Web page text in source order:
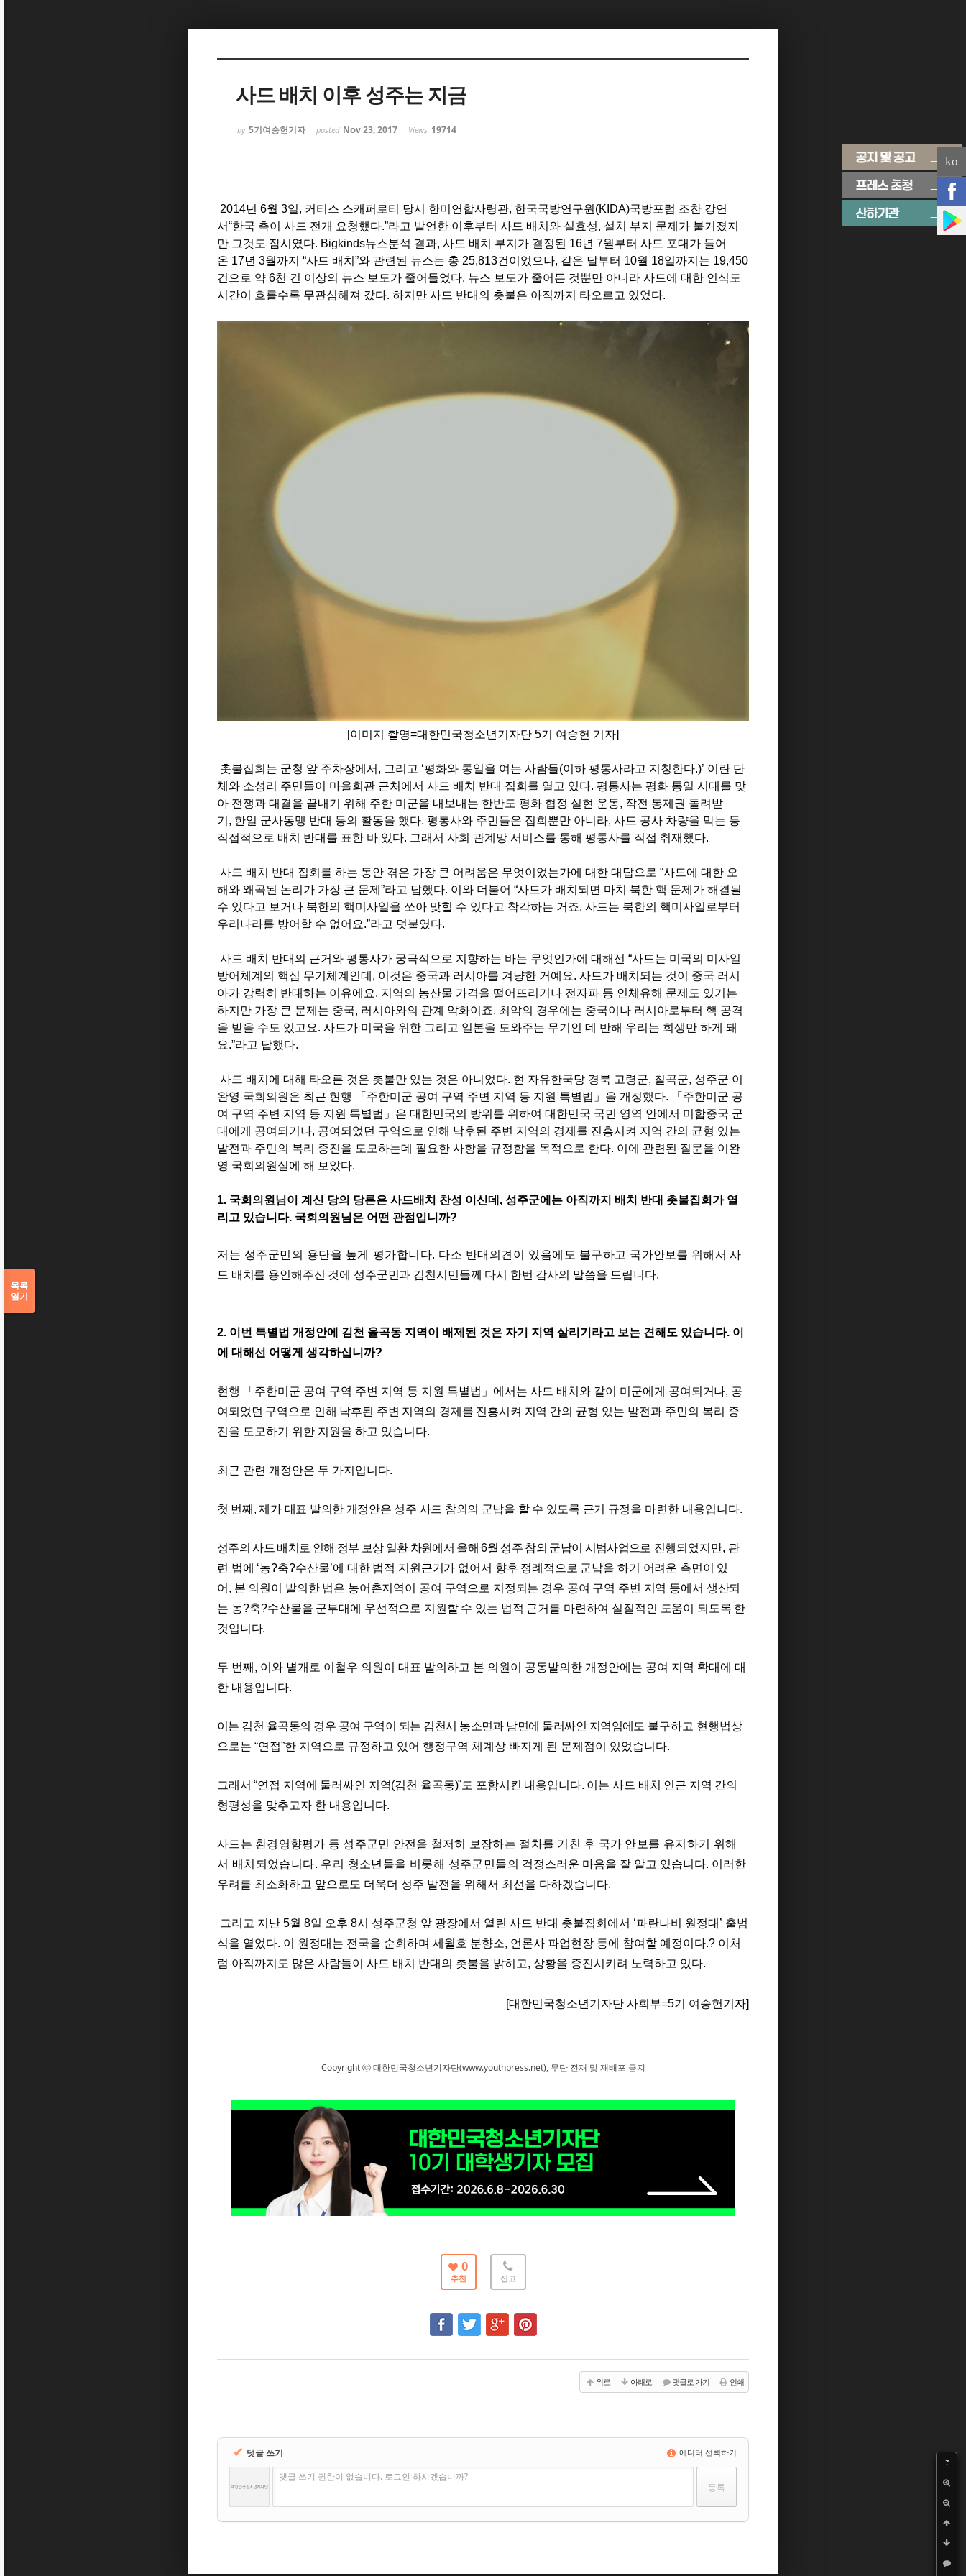
사드 배치 이후 성주는 지금
by 5기여승헌기자 posted Nov 23, 2017 Views 19714
?
2014년 6월 3일, 커티스 스캐퍼로티 당시 한미연합사령관, 한국국방연구원 (KIDA)국방포럼 조찬 강연
서“한국 측이 사드 전개 요청했다.”라고 발언한 이후부터 사드 배치와 실효성, 설치 부지 문제가 불거졌지
만 그것도 잠시였다. Bigkinds뉴스분석 결과, 사드 배치 부지가 결정된 16년 7월부터 사드 포대가 들어
온 17년 3월까지 “사드 배치 ”와 관련된 뉴스는 총 25,813건이었으나, 같은 달부터 10월 18일까지는 19,450
건으로 약 6천 건 이상의 뉴스 보도가 줄어들었다. 뉴스 보도가 줄어든 것뿐만 아니라 사드에 대한 인식도
시간이 흐를수록 무관심해져 갔다. 하지만 사드 반대의 촛불은 아직까지 타오르고 있었다.
[이미지 촬영=대한민국청소년기자단 5기 여승헌 기자]
촛불집회는 군청 앞 주차장에서 , 그리고 ‘평화와 통일을 여는 사람들(이하 평통사라고 지칭한다.)’ 이란 단
체와 소성리 주민들이 마을회관 근처에서 사드 배치 반대 집회를 열고 있다. 평통사는 평화 통일 시대를 맞
아 전쟁과 대결을 끝내기 위해 주한 미군을 내보내는 한반도 평화 협정 실현 운동, 작전 통제권 돌려받
기 , 한일 군사동맹 반대 등의 활동을 했다. 평통사와 주민들은 집회뿐만 아니라, 사드 공사 차량을 막는 등
직접적으로 배치 반대를 표한 바 있다. 그래서 사회 관계망 서비스를 통해 평통사를 직접 취재했다.
사드 배치 반대 집회를 하는 동안 겪은 가장 큰 어려움은 무엇이었는가에 대한 대답으로 “사드에 대한 오
해와 왜곡된 논리가 가장 큰 문제 ”라고 답했다. 이와 더불어 “사드가 배치되면 마치 북한 핵 문제가 해결될
수 있다고 보거나 북한의 핵미사일을 쏘아 맞힐 수 있다고 착각하는 거죠. 사드는 북한의 핵미사일로부터
우리나라를 방어할 수 없어요.”라고 덧붙였다.
사드 배치 반대의 근거와 평통사가 궁극적으로 지향하는 바는 무엇인가에 대해선 “사드는 미국의 미사일
방어체계의 핵심 무기체계인데 , 이것은 중국과 러시아를 겨냥한 거예요. 사드가 배치되는 것이 중국 러시
아가 강력히 반대하는 이유에요. 지역의 농산물 가격을 떨어뜨리거나 전자파 등 인체유해 문제도 있기는
하지만 가장 큰 문제는 중국, 러시아와의 관계 악화이죠. 최악의 경우에는 중국이나 러시아로부터 핵 공격
을 받을 수도 있고요. 사드가 미국을 위한 그리고 일본을 도와주는 무기인 데 반해 우리는 희생만 하게 돼
요.”라고 답했다.
사드 배치에 대해 타오른 것은 촛불만 있는 것은 아니었다. 현 자유한국당 경북 고령군, 칠곡군, 성주군 이
완영 국회의원은 최근 현행
「 주한미군 공여 구역 주변 지역 등 지원 특별법 」 을 개정했다. 「 주한미군 공
여 구역 주변 지역 등 지원 특별법 」은 대한민국의 방위를 위하여 대한민국 국민 영역 안에서 미합중국 군
대에게 공여되거나, 공여되었던 구역으로 인해 낙후된 주변 지역의 경제를 진흥시켜 지역 간의 균형 있는
발전과 주민의 복리 증진을 도모하는데 필요한 사항을 규정함을 목적으로 한다. 이에 관련된 질문을 이완
영 국회의원실에 해 보았다.
1. 국회의원님이 계신 당의 당론은 사드배치 찬성 이신데 , 성주군에는 아직까지 배치 반대 촛불집회가 열
리고 있습니다. 국회의원님은 어떤 관점입니까?
저는 성주군민의 용단을 높게 평가합니다. 다소 반대의견이 있음에도 불구하고 국가안보를 위해서사
드 배치를 용인해주신 것에 성주군민과 김천시민들께 다시 한번 감사의 말씀을 드립니다.
2. 이번 특별법 개정안에 김천 율곡동 지역이 배제된 것은 자기 지역 살리기라고 보는 견해도 있습니다. 이
에 대해선 어떻게 생각하십니까?
현행 「 주한미군 공여 구역 주변 지역 등 지원 특별법 」 에서는 사드 배치와 같이 미군에게 공여되거나, 공
여되었던 구역으로 인해 낙후된 주변 지역의 경제를 진흥시켜 지역 간의 균형 있는 발전과 주민의 복리 증
진을 도모하기 위한 지원을 하고 있습니다.
최근 관련 개정안은 두 가지입니다.
첫 번째 ,제가 대표 발의한 개정안은 성주 사드 참외의 군납을 할 수 있도록 근거 규정을 마련한 내용입니다.
성주의 사드 배치로 인해 정부 보상 일환 차원에서 올해6월 성주 참외 군납이 시범사업으로 진행되었지만, 관
련 법에 ‘농?축?수산물’에 대한 법적 지원근거가 없어서 향후 정례적으로 군납을 하기 어려운 측면이 있
어 , 본 의원이 발의한 법은 농어촌지역이 공여 구역으로 지정되는 경우 공여 구역 주변 지역 등에서 생산되
는 농?축?수산물을 군부대에 우선적으로 지원할 수 있는 법적 근거를 마련하여 실질적인 도움이 되도록 한
것입니다.
두 번째 , 이와 별개로 이철우 의원이 대표 발의하고 본 의원이 공동발의한 개정안에는 공여 지역 확대에 대
한 내용입니다.
이는 김천 율곡동의 경우 공여 구역이 되는 김천시 농소면과 남면에 둘러싸인 지역임에도 불구하고 현행법상
으로는 “연접”한 지역으로 규정하고 있어 행정구역 체계상 빠지게 된 문제점이 있었습니다.
그래서“연접 지역에 둘러싸인 지역(김천 율곡동)”도 포함시킨 내용입니다. 이는 사드 배치 인근 지역 간의
형평성을 맞추고자 한 내용입니다.
사드는 환경영향평가 등 성주군민 안전을 철저히 보장하는 절차를 거친 후 국가 안보를 유지하기 위해
서 배치되었습니다. 우리 청소년들을 비롯해 성주군민들의 걱정스러운 마음을 잘 알고 있습니다. 이러한
우려를 최소화하고 앞으로도 더욱더 성주 발전을 위해서 최선을 다하겠습니다.
그리고 지난 5월 8일 오후 8시 성주군청 앞 광장에서 열린 사드 반대 촛불집회에서 ‘파란나비 원정대 ’ 출범
식을 열었다. 이 원정대는 전국을 순회하며 세월호 분향소, 언론사 파업현장 등에 참여할 예정이다.? 이처
럼 아직까지도 많은 사람들이 사드 배치 반대의 촛불을 밝히고, 상황을 증진시키려 노력하고 있다.
[대한민국청소년기자단 사회부=5기 여승헌기자]
Copyright ⓒ 대한민국청소년기자단(www.youthpress.net), 무단 전재 및 재배포 금지
0
추천 신고
위로 아래로 댓글로 가기 인쇄
✔ 댓글 쓰기 에디터 선택하기
댓글 쓰기 권한이 없습니다. 로그인 하시겠습니까?
목록
열기
ko
Sketchbook5, 스케치북5
Sketchbook5, 스케치북5